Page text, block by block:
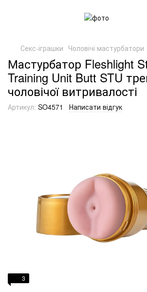
Секс-іграшки Чоловічі мастурбатори
Мастурбатор Fleshlight
Training Unit Butt STU
чоловічої витривалості
Артикул: SO4571 Написати відгук
3